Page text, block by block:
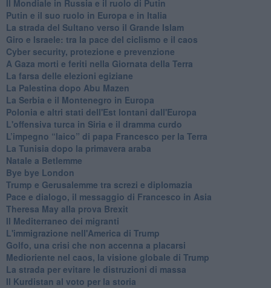
Il Mondiale in Russia e il ruolo di Putin
Putin e il suo ruolo in Europa e in Italia
La strada del Sultano verso il Grande Islam
Giro e Israele: tra la pace del ciclismo e il caos
Cyber security, protezione e prevenzione
A Gaza morti e feriti nella Giornata della Terra
La farsa delle elezioni egiziane
La Palestina dopo Abu Mazen
La Serbia e il Montenegro in Europa
Polonia e altri stati dell'Est lontani dall'Europa
L'offensiva turca in Siria e il dramma curdo
L’impegno “laico” di papa Francesco per la Terra
La Tunisia dopo la primavera araba
Natale a Betlemme
Bye bye London
Trump e Gerusalemme tra screzi e diplomazia
Pace e dialogo, il messaggio di Francesco in Asia
Theresa May alla prova Brexit
Il Mediterraneo dei migranti
L'immigrazione nell'America di Trump
Golfo, una crisi che non accenna a placarsi
Medioriente nel caos, la visione globale di Trump
La strada per evitare le distruzioni di massa
Il Kurdistan al voto per la storia